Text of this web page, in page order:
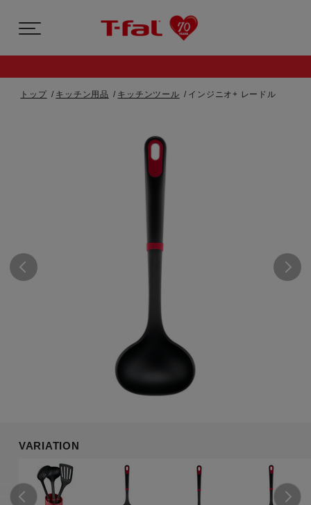
トップ キッチン用品 キッチンツール インジニオ+ レードル
VARIATION